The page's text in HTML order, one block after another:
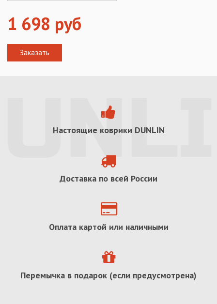
1 698 руб
Настоящие коврики DUNLIN
Доставка по всей России
Оплата картой или наличными
Перемычка в подарок (если предусмотрена)